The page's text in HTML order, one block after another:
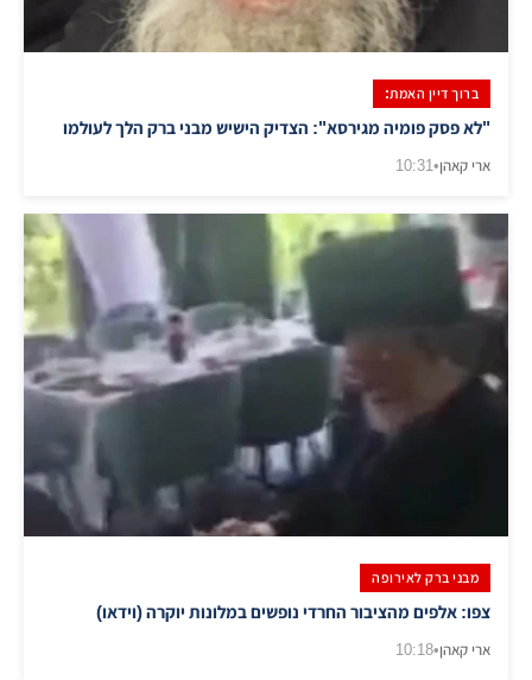
ברוך דיין האמת:
"לא פסק פומיה מגירסא": הצדיק הישיש מבני ברק הלך לעולמו
ארי קאהן•
10:31
מבני ברק לאירופה
צפו: אלפים מהציבור החרדי נופשים במלונות יוקרה (וידאו)
ארי קאהן•
10:18